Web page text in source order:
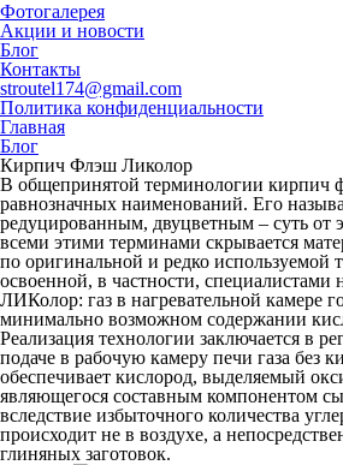
Фотогалерея
Акции и новости
Блог
Контакты
stroutel174@gmail.com
Политика конфиденциальности
Главная
Блог
Кирпич Флэш Ликолор
В общепринятой терминологии кирпич
равнозначных наименований. Его
редуцированным, двуцветным – суть от
всеми этими терминами скрывается
по оригинальной и редко используемой
освоенной, в частности, специалистами
ЛИКолор: газ в нагревательной камере
минимально возможном содержании
Реализация технологии заключается в
подаче в рабочую камеру печи газа без
обеспечивает кислород, выделяемый
являющегося составным компонентом
вследствие избыточного количества
происходит не в воздухе, а
глиняных заготовок.